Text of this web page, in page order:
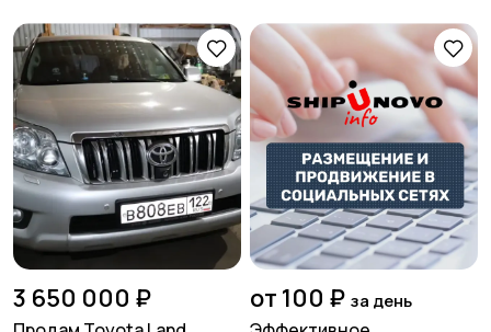
3 650 000 ₽ от 100 ₽ за день